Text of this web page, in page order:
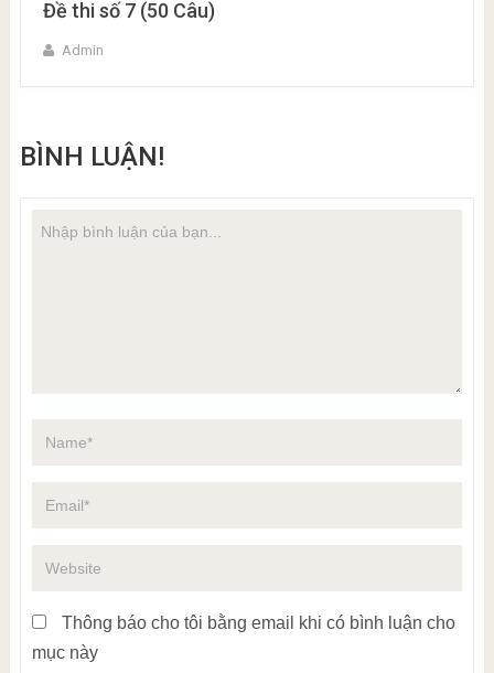
Đề thi số 7 (50 Câu)
Admin
BÌNH LUẬN!
Thông báo cho tôi bằng email khi có bình luận cho
mục này